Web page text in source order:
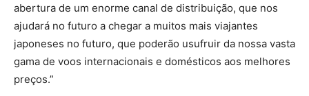
abertura de um enorme canal de distribuição, que nos
ajudará no futuro a chegar a muitos mais viajantes
japoneses no futuro, que poderão usufruir da nossa vasta
gama de voos internacionais e domésticos aos melhores
preços.”